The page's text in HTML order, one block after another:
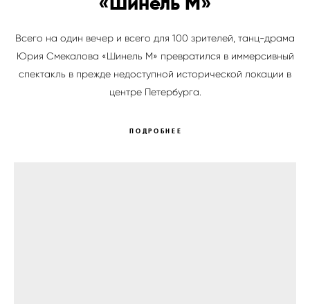
Всего на один вечер и всего для 100 зрителей, танц-драма
Юрия Смекалова «Шинель М» превратился в иммерсивный
спектакль в прежде недоступной исторической локации в
центре Петербурга.
ПОДРОБНЕЕ